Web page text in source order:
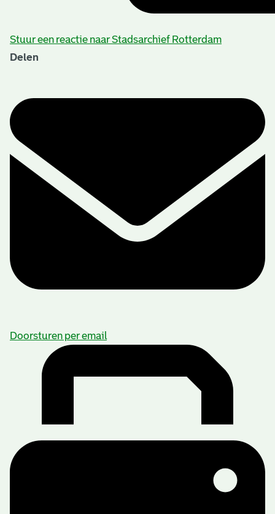
Stuur een reactie naar Stadsarchief Rotterdam
Delen
Doorsturen per email